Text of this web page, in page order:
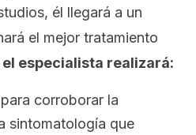
él llegará a un
el mejor tratamiento
el especialista realizará:
para corroborar la
sintomatología que